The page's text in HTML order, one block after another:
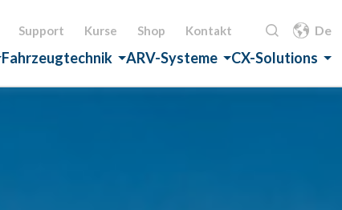
Support Kurse Shop Kontakt De
Fahrzeugtechnik ARV-Systeme CX-Solutions